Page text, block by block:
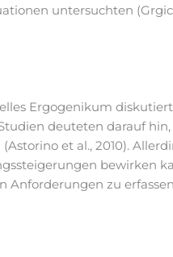
untersuchten (Grgic
Ergogenikum
deuteten darauf hin,
et al., 2010).
bewirken
Anforderungen zu